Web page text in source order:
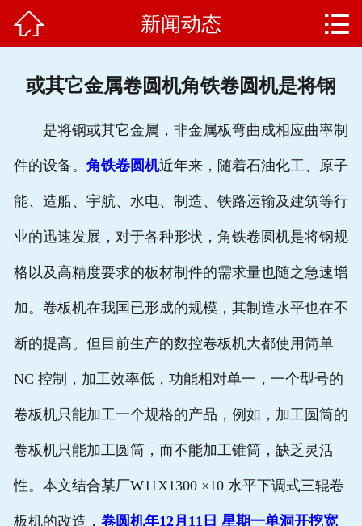
售后服务
联系我们
 新闻动态 
或其它金属卷圆机角铁卷圆机是将钢
是将钢或其它金属，非金属板弯曲成相应曲率制
件的设备。 角铁卷圆机近年来，随着石油化工、原子
能、造船、宇航、水电、制造、铁路运输及建筑等行
业的迅速发展，对于各种形状，角铁卷圆机是将钢规
格以及高精度要求的板材制件的需求量也随之急速增
加。卷板机在我国已形成的规模，其制造水平也在不
断的提高。但目前生产的数控卷板机大都使用简单
NC 控制，加工效率低，功能相对单一，一个型号的
卷板机只能加工一个规格的产品，例如，加工圆筒的
卷板机只能加工圆筒，而不能加工锥筒，缺乏灵活
性。本文结合某厂W11X1300 ×10 水平下调式三辊卷
板机的改造， 卷圆机年12月11日 星期一单洞开挖宽